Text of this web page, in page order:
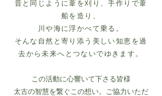
昔と同じように葦を刈り、手作りで葦
船を造り、
川や海に浮かべて乗る。
そんな自然と寄り添う美しい知恵を過
去から未来へとつないでゆきます。
この活動に心響いて下さる皆様
太古の智慧を繋ぐこの想い。ご協力いただ